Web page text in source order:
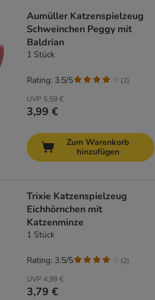
Aumüller Katzenspielzeug
Schweinchen Peggy mit
Baldrian
1 Stück
UVP 5,59 €
3,99 €
Rating: 3.5/5 (2)
Zum Warenkorb
hinzufügen
Trixie Katzenspielzeug
Eichhörnchen mit
Katzenminze
1 Stück
UVP 4,99 €
3,79 €
Rating: 3.5/5 (2)